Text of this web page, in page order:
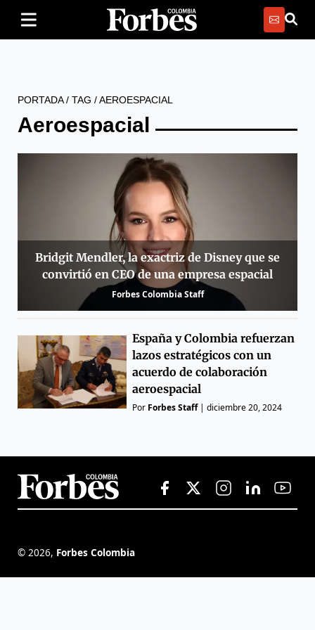
PORTADA/ TAG /AEROESPACIAL
Aeroespacial
Bridgit Mendler, la exactriz de Disney que se
convirtió en CEO de una empresa espacial
Forbes Colombia Staff
España y Colombia refuerzan
lazos estratégicos con un
acuerdo de colaboración
aeroespacial
Por Forbes Staff|diciembre 20, 2024
© 2026, Forbes Colombia